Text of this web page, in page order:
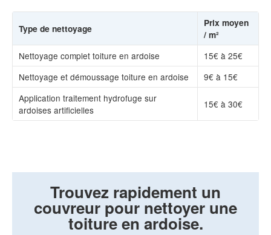
Type de nettoyage
Prix moyen
/ m²
Nettoyage complet toiture en ardoise
15€ à 25€
Nettoyage et démoussage toiture en ardoise
9€ à 15€
Application traitement hydrofuge sur
ardoises artificielles
15€ à 30€
Trouvez rapidement un
couvreur pour nettoyer une
toiture en ardoise.